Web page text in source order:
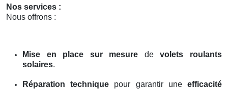
Nos services :
Nous offrons :
Mise en place sur mesure devolets roulants
solaires.
Réparation technique pour garantir uneefficacité